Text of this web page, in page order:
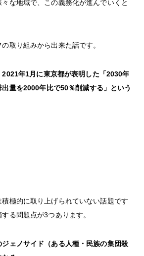
な地域で、この義務化が進んでいくと
取り組みから出来た話です。
2021年1月に東京都が表明した「2030年
出量を2000年比で50％削減する」という
極的に取り上げられていない話題です
る問題点が3つあります。
ェノサイド（ある人種・民族の集団殺